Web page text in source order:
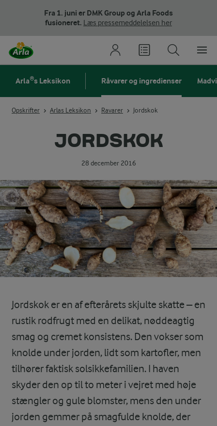
Fra 1. juni er DMK Group og Arla Foods
fusioneret. Læs pressemeddelelsen her
Arla®s Leksikon Råvarer og ingredienser
Opskrifter Arlas Leksikon Ravarer Jordskok
JORDSKOK
28 december 2016
Jordskok er en af efterårets skjulte skatte – en
rustik rodfrugt med en delikat, nøddeagtig
smag og cremet konsistens. Den vokser som
knolde under jorden, lidt som kartofler, men
tilhører faktisk solsikkefamilien. I haven
skyder den op til to meter i vejret med høje
stængler og gule blomster, mens den under
jorden gemmer på smagfulde knolde, der